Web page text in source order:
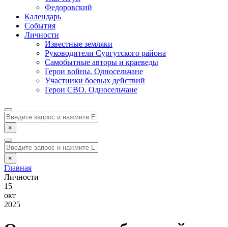
Федоровский
Календарь
События
Личности
Известные земляки
Руководители Сургутского района
Самобытные авторы и краеведы
Герои войны. Односельчане
Участники боевых действий
Герои СВО. Односельчане
×
×
Главная
Личности
15
окт
2025